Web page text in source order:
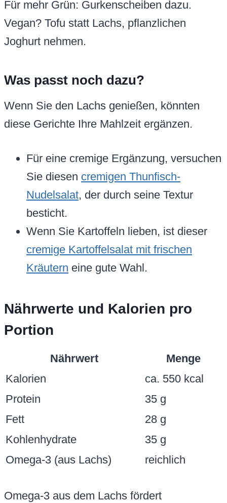
Für mehr Grün: Gurkenscheiben dazu.
Vegan? Tofu statt Lachs, pflanzlichen
Joghurt nehmen.
Was passt noch dazu?
Wenn Sie den Lachs genießen, könnten
diese Gerichte Ihre Mahlzeit ergänzen.
Für eine cremige Ergänzung, versuchen
Sie diesen cremigen Thunfisch-
Nudelsalat, der durch seine Textur
besticht.
Wenn Sie Kartoffeln lieben, ist dieser
cremige Kartoffelsalat mit frischen
Kräutern eine gute Wahl.
Nährwerte und Kalorien pro
Portion
Nährwert
Menge
Kalorien
ca. 550 kcal
Protein
35 g
Fett
28 g
Kohlenhydrate
35 g
Omega-3 (aus Lachs)
reichlich
Omega-3 aus dem Lachs fördert